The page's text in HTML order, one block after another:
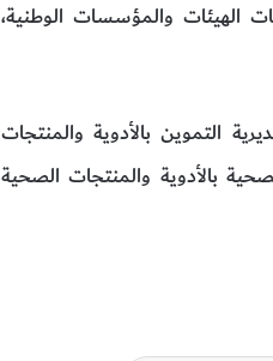
الهيئات والمؤسسات الوطنية،
التموين بالأدوية والمنتجات
بالأدوية والمنتجات الصحية